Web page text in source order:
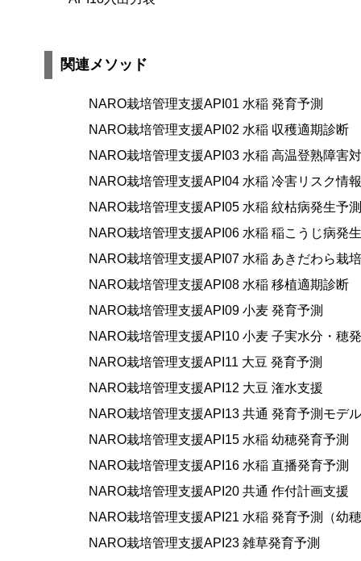
関連メソッド
NARO栽培管理支援API01 水稲 発育予測
NARO栽培管理支援API02 水稲 収穫適期診断
NARO栽培管理支援API03 水稲 高温登熟障害
NARO栽培管理支援API04 水稲 冷害リスク情報
NARO栽培管理支援API05 水稲 紋枯病発生予測
NARO栽培管理支援API06 水稲 稲こうじ病発
NARO栽培管理支援API07 水稲 あきだわら栽
NARO栽培管理支援API08 水稲 移植適期診断
NARO栽培管理支援API09 小麦 発育予測
NARO栽培管理支援API10 小麦 子実水分・穂
NARO栽培管理支援API11 大豆 発育予測
NARO栽培管理支援API12 大豆 潅水支援
NARO栽培管理支援API13 共通 発育予測モデ
NARO栽培管理支援API15 水稲 幼穂発育予測
NARO栽培管理支援API16 水稲 直播発育予測
NARO栽培管理支援API20 共通 作付計画支援
NARO栽培管理支援API21 水稲 発育予測（幼
NARO栽培管理支援API23 雑草発育予測